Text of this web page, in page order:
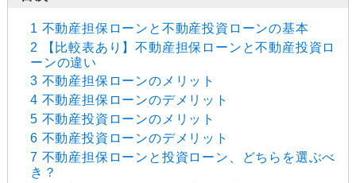
1 不動産担保ローンと不動産投資ローンの基本
2 【比較表あり】不動産担保ローンと不動産投資ロ
ーンの違い
3 不動産担保ローンのメリット
4 不動産担保ローンのデメリット
5 不動産投資ローンのメリット
6 不動産投資ローンのデメリット
7 不動産担保ローンと投資ローン、どちらを選ぶべ
き？